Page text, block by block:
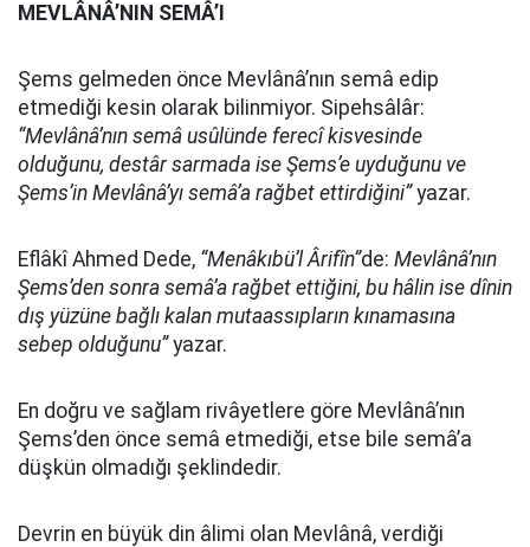
MEVLÂNÂ’NIN SEMÂ’I
Şems gelmeden önce Mevlânâ’nın semâ edip
etmediği kesin olarak bilinmiyor. Sipehsâlâr:
“Mevlânâ’nın semâ usûlünde ferecî kisvesinde
olduğunu, destâr sarmada ise Şems’e uyduğunu ve
Şems’in Mevlânâ’yı semâ’a rağbet ettirdiğini”yazar.
Eflâkî Ahmed Dede, “Menâkıbü’l Ârifîn”de: Mevlânâ’nın
Şems’den sonra semâ’a rağbet ettiğini, bu hâlin ise dînin
dış yüzüne bağlı kalan mutaassıpların kınamasına
sebep olduğunu”yazar.
En doğru ve sağlam rivâyetlere göre Mevlânâ’nın
Şems’den önce semâ etmediği, etse bile semâ’a
düşkün olmadığı şeklindedir.
Devrin en büyük din âlimi olan Mevlânâ, verdiği